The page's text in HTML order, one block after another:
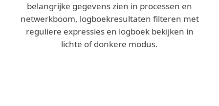
belangrijke gegevens zien in processen en
netwerkboom, logboekresultaten filteren met
reguliere expressies en logboek bekijken in
lichte of donkere modus.